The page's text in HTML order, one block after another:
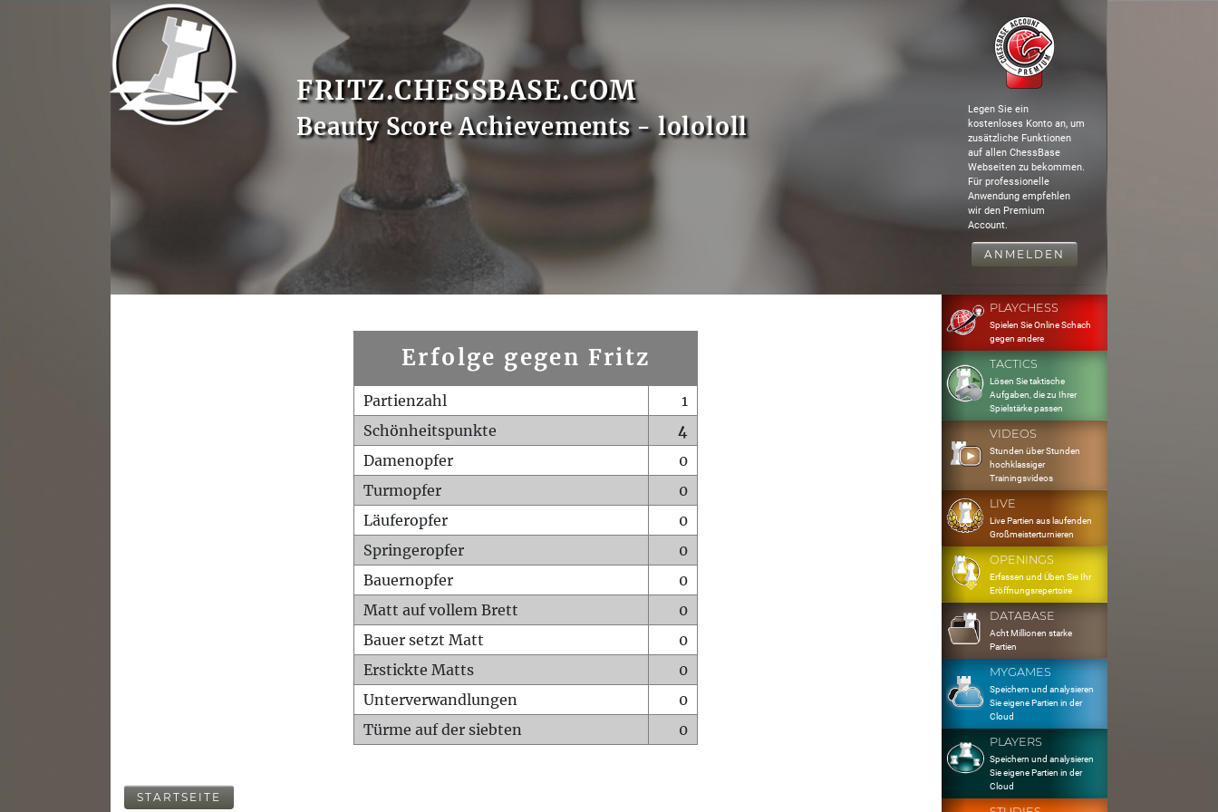
FRITZ.CHESSBASE.COM
Beauty Score Achievements - lolololl
Legen Sie ein
kostenloses Konto an, um
zusätzliche Funktionen
auf allen ChessBase
Webseiten zu bekommen.
Für professionelle
Anwendung empfehlen
wir den Premium
Account.
ANMELDEN
Erfolge gegen Fritz
Partienzahl
1
Schönheitspunkte
4
Damenopfer
0
Turmopfer
0
Läuferopfer
0
Springeropfer
0
Bauernopfer
0
Matt auf vollem Brett
0
Bauer setzt Matt
0
Erstickte Matts
0
Unterverwandlungen
0
Türme auf der siebten
0
STARTSEITE
PLAYCHESS
Spielen Sie Online Schach
gegen andere
TACTICS
Lösen Sie taktische
Aufgaben, die zu Ihrer
Spielstärke passen
VIDEOS
Stunden über Stunden
hochklassiger
Trainingsvideos
LIVE
Live Partien aus laufenden
Großmeisterturnieren
OPENINGS
Erfassen und Üben Sie Ihr
Eröffnungsrepertoire
DATABASE
Acht Millionen starke
Partien
MYGAMES
Speichern und analysieren
Sie eigene Partien in der
Cloud
PLAYERS
Speichern und analysieren
Sie eigene Partien in der
Cloud